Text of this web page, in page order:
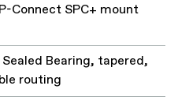
Connect SPC+ mount
Bearing, tapered,
routing